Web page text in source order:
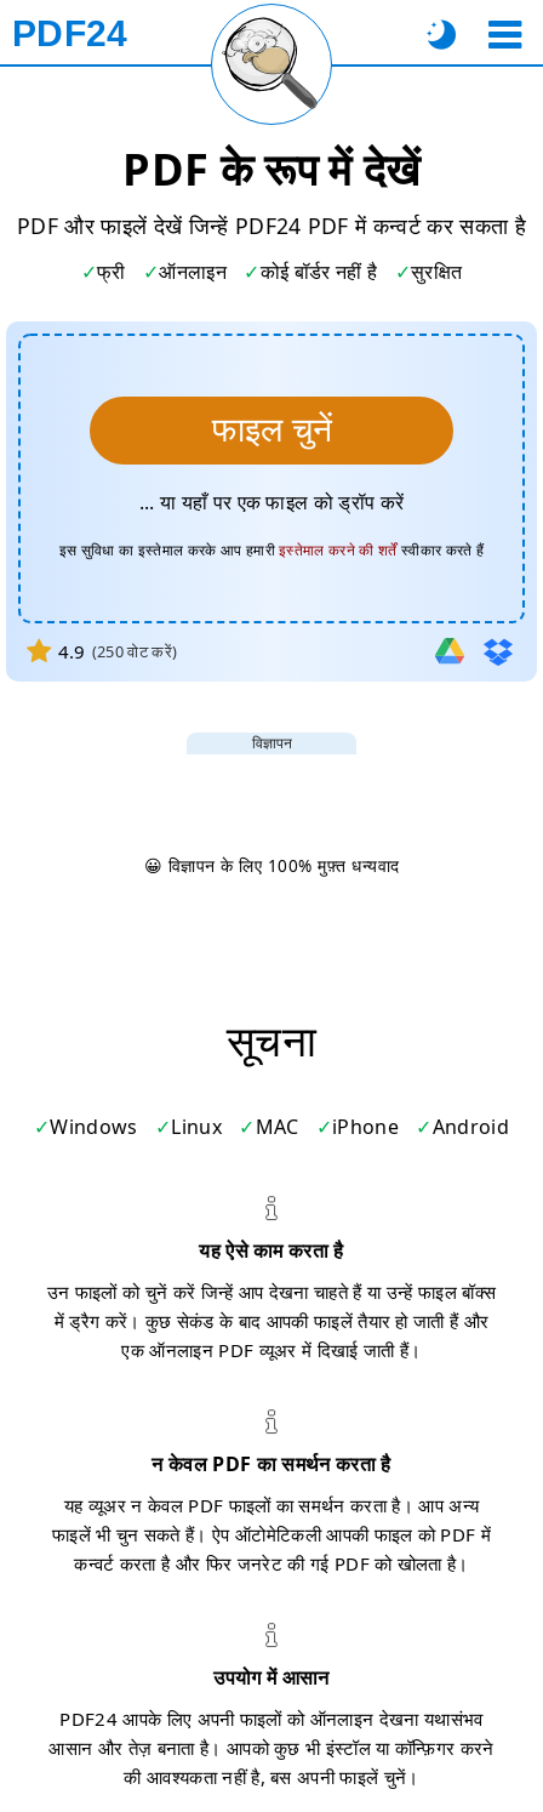
PDF24
PDF के रूप में देखें
PDF और फाइलें देखें जिन्हें PDF24 PDF में कन्वर्ट कर सकता है
फ्री ऑनलाइन कोई बॉर्डर नहीं है सुरक्षित
फाइल चुनें
... या यहाँ पर एक फाइल को ड्रॉप करें
इस सुविधा का इस्तेमाल करके आप हमारीइस्तेमाल करने की शर्तेंस्वीकार करते हैं
4.9 (250वोट करें)
विज्ञापन
😀 विज्ञापन के लिए 100% मुफ़्त धन्यवाद
सूचना
Windows Linux MAC iPhone Android
यह ऐसे काम करता है
उन फाइलों को चुनें करें जिन्हें आप देखना चाहते हैं या उन्हें फाइल बॉक्स
में ड्रैग करें। कुछ सेकंड के बाद आपकी फाइलें तैयार हो जाती हैं और
एक ऑनलाइन PDF व्यूअर में दिखाई जाती हैं।
न केवल PDF का समर्थन करता है
यह व्यूअर न केवल PDF फाइलों का समर्थन करता है। आप अन्य
फाइलें भी चुन सकते हैं। ऐप ऑटोमेटिकली आपकी फाइल को PDF में
कन्वर्ट करता है और फिर जनरेट की गई PDF को खोलता है।
उपयोग में आसान
PDF24 आपके लिए अपनी फाइलों को ऑनलाइन देखना यथासंभव
आसान और तेज़ बनाता है। आपको कुछ भी इंस्टॉल या कॉन्फ़िगर करने
की आवश्यकता नहीं है, बस अपनी फाइलें चुनें।